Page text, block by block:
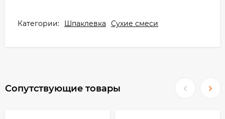
Основания:
керамический крупноформатный; кирпич
Категории: Шпаклевка Сухие смеси
Сопутствующие товары